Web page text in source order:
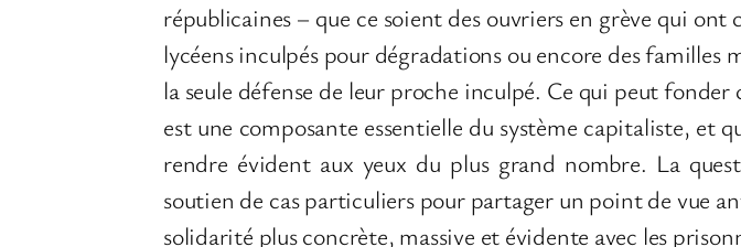
républicaines – que ce soient des ouvriers en grève qui
lycéens inculpés pour dégradations ou encore des familles
la seule défense de leur proche inculpé. Ce qui peut
est une composante essentielle du système capitaliste, et
rendre évident aux yeux du plus grand nombre. La
soutien de cas particuliers pour partager un point de vue
solidarité plus concrète, massive et évidente avec les